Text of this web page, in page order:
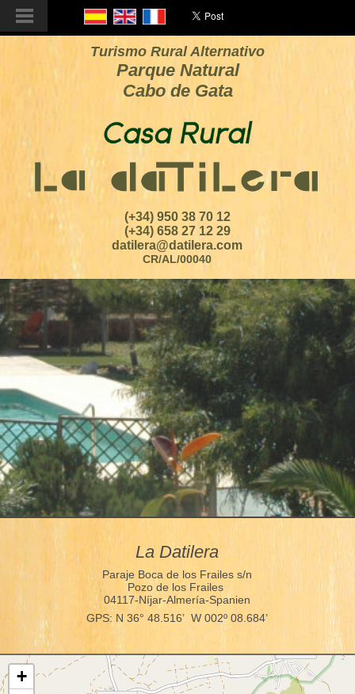
Turismo Rural Alternativo
Parque Natural
Cabo de Gata
(+34) 950 38 70 12
(+34) 658 27 12 29
datilera@datilera.com
CR/AL/00040
La Datilera
Paraje Boca de los Frailes s/n
Pozo de los Frailes
04117-Níjar-Almería-Spanien
GPS: N 36° 48.516’ W 002º 08.684’
+